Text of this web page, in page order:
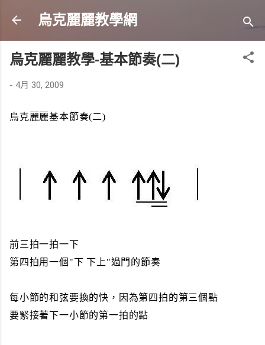
跳到主要內容
烏克麗麗教學網
烏克麗麗教學-基本節奏(二)
- 4月 30, 2009
烏克麗麗基本節奏(二)
前三拍一拍一下
第四拍用一個"下 下上"過門的節奏
每小節的和弦要換的快，因為第四拍的第三個點
要緊接著下一小節的第一拍的點